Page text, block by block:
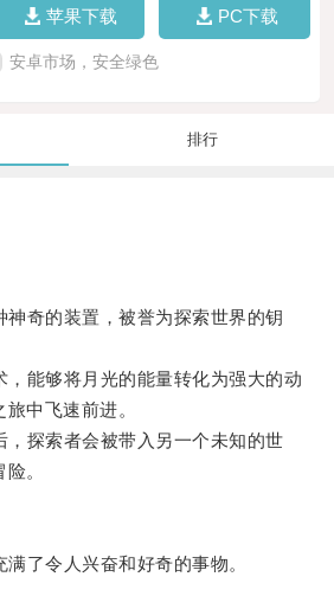
苹果下载 PC下载
安卓市场，安全绿色
排行
奇的装置，被誉为探索世界的钥
能够将月光的能量转化为强大的动
中飞速前进。
探索者会被带入另一个未知的世
。
了令人兴奋和好奇的事物。